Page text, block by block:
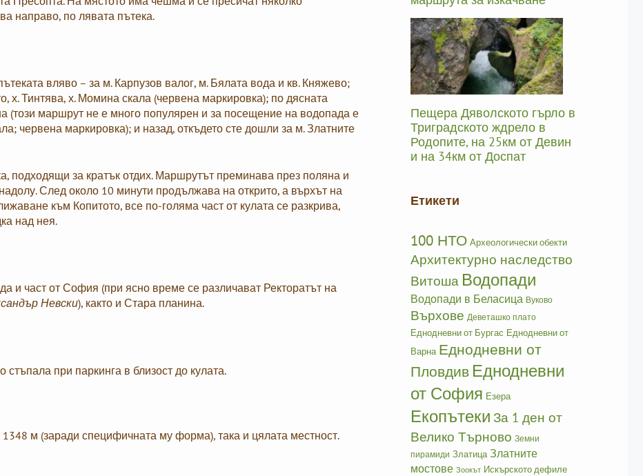
направо, по лявата пътека.
вляво – за м. Карпузов валог, м. Бялата вода и кв. Княжево;
х. Тинтява, х. Момина скала (червена маркировка); по дясната
(този маршрут не е много популярен и за посещение на водопада е
червена маркировка); и назад, откъдето сте дошли за м. Златните
подходящи за кратък отдих. Маршрутът преминава през поляна и
След около 10 минути продължава на открито, а върхът на
към Копитото, все по-голяма част от кулата се разкрива,
над нея.
и част от София (при ясно време се различават Ректоратът на
Невски), както и Стара планина.
при паркинга в близост до кулата.
м (заради специфичната му форма), така и цялата местност.
Пещера Дяволското гърло в
Триградското ждрело в
Родопите, на 25км от Девин
и на 34км от Доспат
Етикети
100 НТО Археологически обекти
Архитектурно наследство
Витоша Водопади
Водопади в Беласица Вуково
Върхове Деветашко плато
Еднодневни от Бургас Еднодневни от
Варна Еднодневни от
Пловдив Еднодневни
от София Езера
Екопътеки За 1 ден от
Велико Търново Земни
пирамиди Златица Златните
мостове Зоокът Искърското дефиле